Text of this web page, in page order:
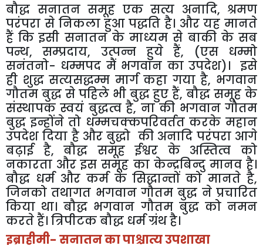
बौद्ध सनातन समूह एक सत्य अनादि, श्रमण
परंपरा से निकला हुआ पद्धति है। और यह मानते
हैं कि इसी सनातन के माध्यम से बाकी के सब
पन्थ, सम्प्रदाय, उत्पन्न हुये हैं, (एस धम्मो
सनंतनो- धम्मपद मैं भगवान का उपदेश)। इसे
ही शुद्ध सत्यसद्धम्म मार्ग कहा गया है, भगवान
गौतम बुद्ध से पहिले भी बुद्ध हुए हैं, बौद्ध समूह के
संस्थापक स्वयं बुद्धत्व है, ना की भगवान गौतम
बुद्ध इन्होंने तो धम्मचक्कपरिवर्तत करके महान
उपदेश दिया है और बुद्धो की अनादि परंपरा आगे
बढ़ाई है, बौद्ध समूह ईश्वर के अस्तित्व को
नकारता और इस समूह का केन्द्रबिन्दु मानव है।
बौद्ध धर्म और कर्म के सिद्धान्तों को मानते है,
जिनको तथागत भगवान गौतम बुद्ध ने प्रचारित
किया था। बौद्ध भगवान गौतम बुद्ध को नमन
करते हैं। त्रिपीटक बौद्ध धर्म ग्रंथ है।
इब्राहीमी- सनातन का पाश्चात्य उपशाखा